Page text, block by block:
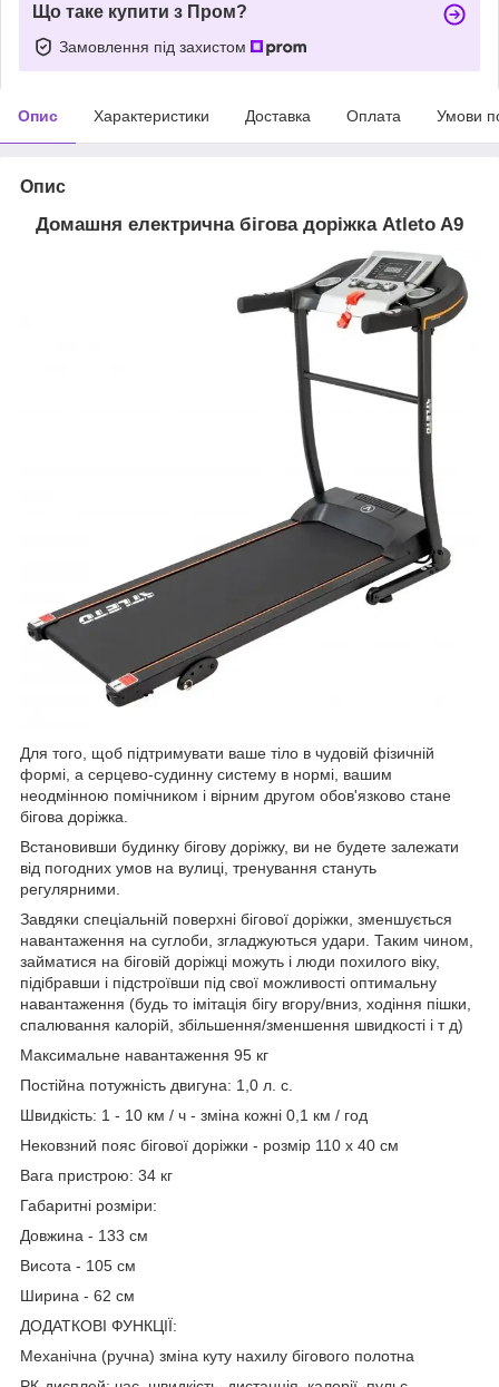
Що таке купити з Пром?
Замовлення під захистом
Опис Характеристики Доставка Оплата Умови
Опис
Домашня електрична бігова доріжка Atleto A9
Для того, щоб підтримувати ваше тіло в чудовій фізичній
формі, а серцево-судинну систему в нормі, вашим
неодмінною помічником і вірним другом обов'язково стане
бігова доріжка.
Встановивши будинку бігову доріжку, ви не будете залежати
від погодних умов на вулиці, тренування стануть
регулярними.
Завдяки спеціальній поверхні бігової доріжки, зменшується
навантаження на суглоби, згладжуються удари. Таким чином,
займатися на біговій доріжці можуть і люди похилого віку,
підібравши і підстроївши під свої можливості оптимальну
навантаження (будь то імітація бігу вгору/вниз, ходіння пішки,
спалювання калорій, збільшення/зменшення швидкості і т д)
Максимальне навантаження 95 кг
Постійна потужність двигуна: 1,0 л. с.
Швидкість: 1 - 10 км / ч - зміна кожні 0,1 км / год
Нековзний пояс бігової доріжки - розмір 110 х 40 см
Вага пристрою: 34 кг
Габаритні розміри:
Довжина - 133 см
Висота - 105 см
Ширина - 62 см
ДОДАТКОВІ ФУНКЦІЇ:
Механічна (ручна) зміна куту нахилу бігового полотна